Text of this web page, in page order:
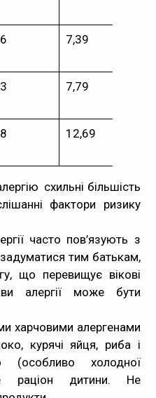
7,39
7,79
12,69
схильні більшість
фактори ризику
часто пов’язують з
тим батькам,
що перевищує вікові
алергії може бути
алергенами
курячі яйця, риба і
(особливо холодної
раціон дитини. Не